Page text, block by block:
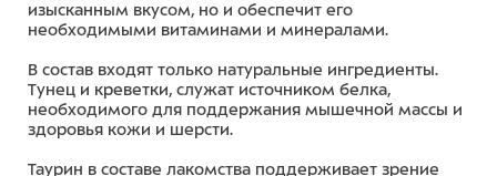
изысканным вкусом, но и обеспечит его
необходимыми витаминами и минералами.
В состав входят только натуральные ингредиенты.
Тунец и креветки, служат источником белка,
необходимого для поддержания мышечной массы и
здоровья кожи и шерсти.
Таурин в составе лакомства поддерживает зрение